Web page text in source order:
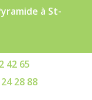
à St-
42 65
28 88